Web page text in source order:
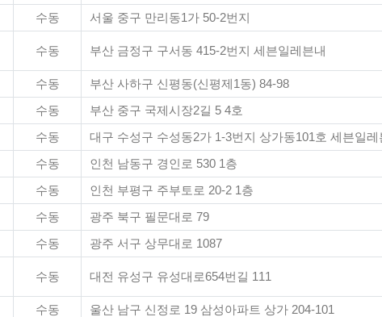
수동 서울 중구 만리동1가 50-2번지
수동 부산 금정구 구서동 415-2번지 세븐일레븐내
수동 부산 사하구 신평동(신평제1동) 84-98
수동 부산 중구 국제시장2길 5 4호
수동 대구 수성구 수성동2가 1-3번지 상가동101호 세븐일레
수동 인천 남동구 경인로 530 1층
수동 인천 부평구 주부토로 20-2 1층
수동 광주 북구 필문대로 79
수동 광주 서구 상무대로 1087
수동 대전 유성구 유성대로654번길 111
수동 울산 남구 신정로 19 삼성아파트 상가 204-101